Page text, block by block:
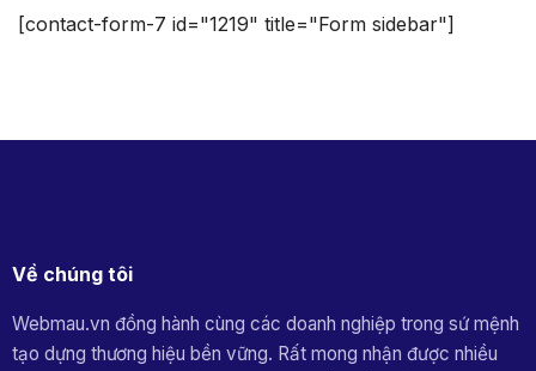
[contact-form-7 id="1219" title="Form sidebar"]
Về chúng tôi
Webmau.vn đồng hành cùng các doanh nghiệp trong sứ mệnh
tạo dựng thương hiệu bền vững. Rất mong nhận được nhiều